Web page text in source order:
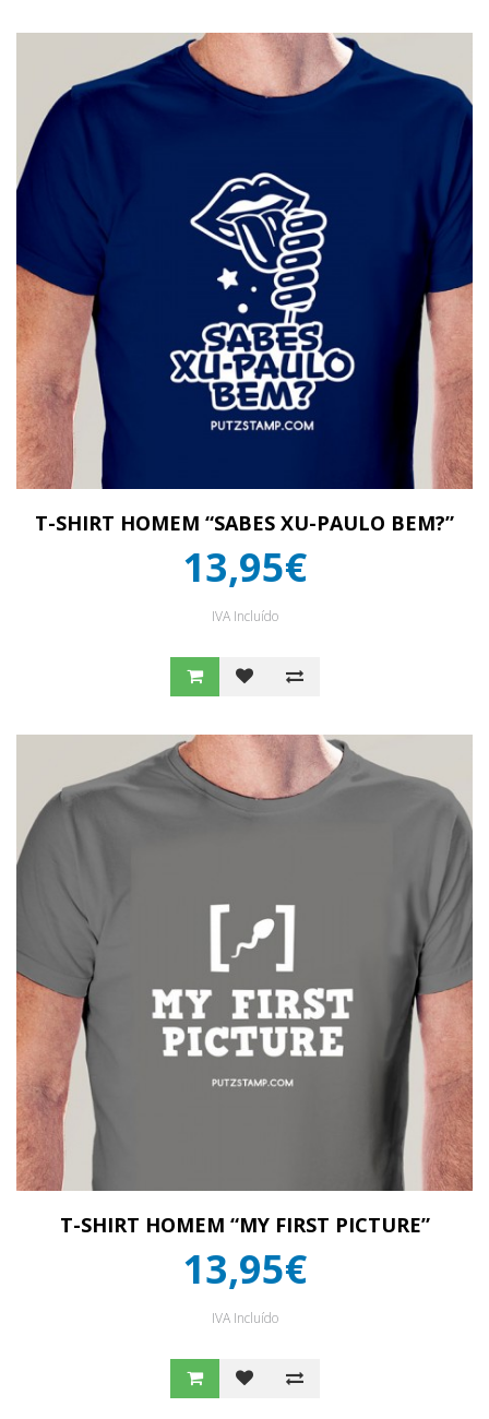
T-SHIRT HOMEM “SABES XU-PAULO BEM?”
13,95€
IVA Incluído
T-SHIRT HOMEM “MY FIRST PICTURE”
13,95€
IVA Incluído